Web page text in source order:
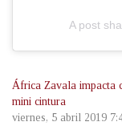
A post
África Zavala impacta
mini cintura
viernes, 5 abril 2019